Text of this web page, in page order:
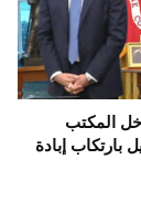
المكتب
بارتكاب إبادة